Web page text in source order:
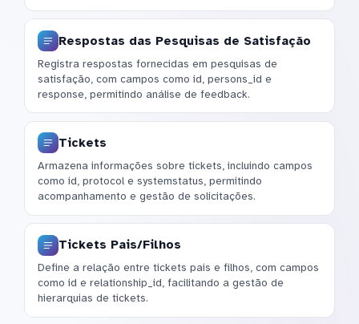
Respostas das Pesquisas de Satisfação
Registra respostas fornecidas em pesquisas de
satisfação, com campos como id, persons_id e
response, permitindo análise de feedback.
Tickets
Armazena informações sobre tickets, incluindo campos
como id, protocol e systemstatus, permitindo
acompanhamento e gestão de solicitações.
Tickets Pais/Filhos
Define a relação entre tickets pais e filhos, com campos
como id e relationship_id, facilitando a gestão de
hierarquias de tickets.